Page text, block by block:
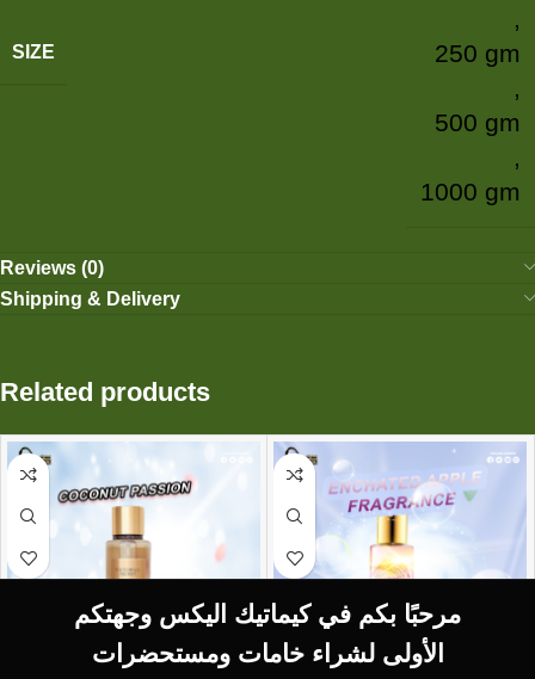
مرحبًا بكم في كيماتيك اليكس وجهتكم
الأولى لشراء خامات ومستحضرات
SIZE
,
250 gm
,
500 gm
,
1000 gm
Reviews (0)
Shipping & Delivery
Related products